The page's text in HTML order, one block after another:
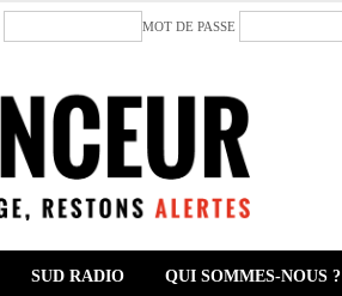
MOT DE PASSE
SUD RADIO QUI SOMMES-NOUS ?